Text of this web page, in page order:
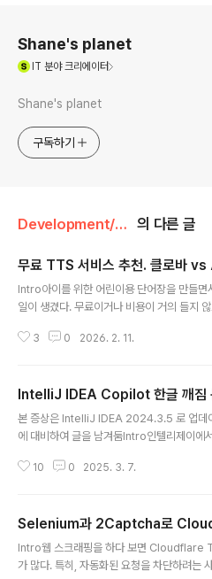
Shane's planet
IT 분야 크리에이터
Shane's planet
구독하기
Development/Develop Tools 의 다른 글
무료 TTS 서비스 추천. 클로바
Intro아이를 위한 어린이용 단어장을 만들면
일이 생겼다. 무료이거나 비용이 거의 들지
끝에 결론부터 말하면 Microsoft Azure
만 놓고 보면 클로바더빙이 꽤 괜찮았다. 자
소리를 제공하고 있어서 첫인상은 좋았다.
기해야 하고, 상업 콘텐츠 제작에는 사용할
3 0 2026. 2. 11.
IntelliJ IDEA Copilot 한글 깨짐
본 증상은 IntelliJ IDEA 2024.3.5 로 업데
에 대비하여 글을 남겨둠Intro인텔리제이
바르게 불러와지지 않아서 발생하는 것으로
ilot 1.5.37-242해결원래 JetBrains Mono
ps://www.jetbrains.com/ko-kr/lp/
10 0 2025. 3. 7.
Selenium과 2Captcha로
Intro웹 스크래핑을 하다 보면 Cloudflare
가 많다. 특히, 자동화된 요청을 차단하려는